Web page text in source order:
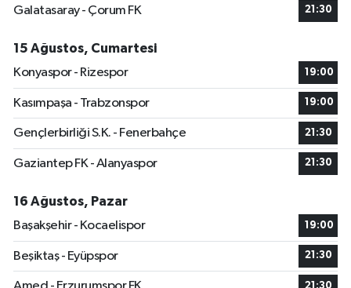
Galatasaray - Çorum FK
21:30
15 Ağustos, Cumartesi
Konyaspor - Rizespor
19:00
Kasımpaşa - Trabzonspor 19:00
Gençlerbirliği S.K. - Fenerbahçe 21:30
Gaziantep FK - Alanyaspor 21:30
16 Ağustos, Pazar
Başakşehir - Kocaelispor
19:00
Beşiktaş - Eyüpspor 21:30
21:30